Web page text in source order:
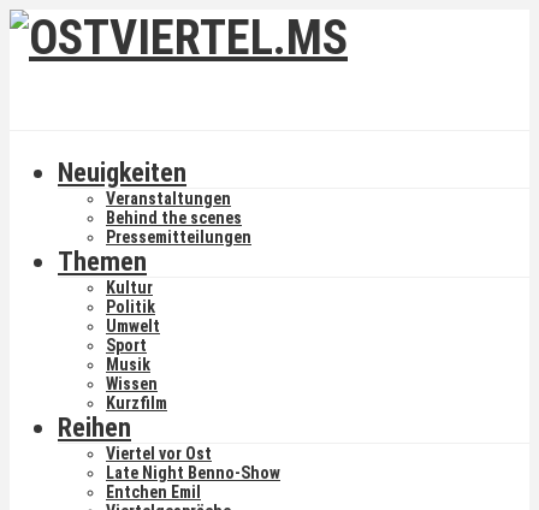
Neuigkeiten
Veranstaltungen
Behind the scenes
Pressemitteilungen
Themen
Kultur
Politik
Umwelt
Sport
Musik
Wissen
Kurzfilm
Reihen
Viertel vor Ost
Late Night Benno-Show
Entchen Emil